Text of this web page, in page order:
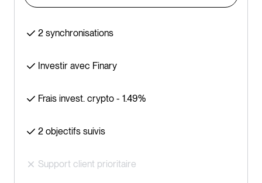
2 synchronisations
Investir avec Finary
Frais invest. crypto - 1.49%
2 objectifs suivis
Support client prioritaire